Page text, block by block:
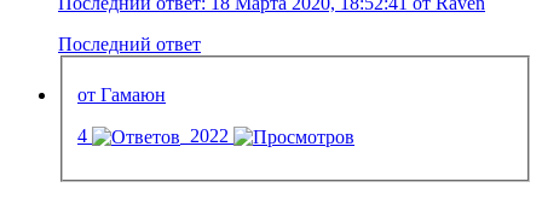
Последний ответ
от Гамаюн
4
2022